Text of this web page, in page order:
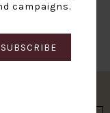
Europe 7-15
campaigns.
SUBSCRIBE